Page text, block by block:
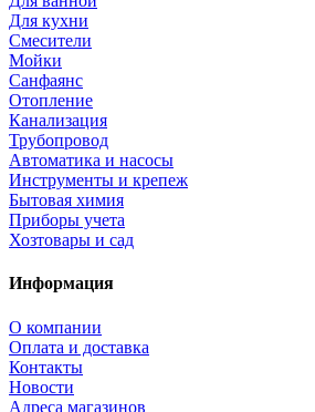
Для кухни
Смесители
Мойки
Санфаянс
Отопление
Канализация
Трубопровод
Автоматика и насосы
Инструменты и крепеж
Бытовая химия
Приборы учета
Хозтовары и сад
Информация
О компании
Оплата и доставка
Контакты
Новости
Адреса магазинов